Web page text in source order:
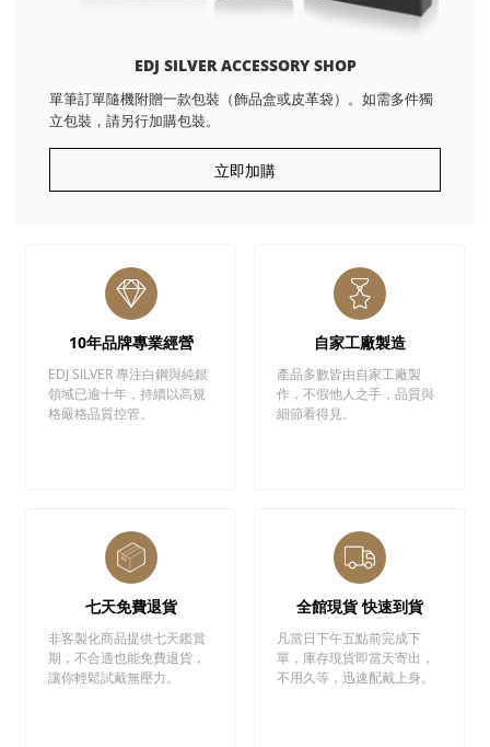
EDJ SILVER ACCESSORY SHOP
單筆訂單隨機附贈一款包裝（飾品盒或皮革袋）。如需多件獨
立包裝，請另行加購包裝。
立即加購
10年品牌專業經營
EDJ SILVER 專注白鋼與純銀
領域已逾十年，持續以高規
格嚴格品質控管。
自家工廠製造
產品多數皆由自家工廠製
作，不假他人之手，品質與
細節看得見。
七天免費退貨
非客製化商品提供七天鑑賞
期，不合適也能免費退貨，
讓你輕鬆試戴無壓力。
全館現貨 快速到貨
凡當日下午五點前完成下
單，庫存現貨即當天寄出，
不用久等，迅速配戴上身。